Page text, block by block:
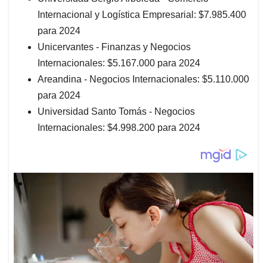
Internacional y Logística Empresarial: $7.985.400
para 2024
Unicervantes - Finanzas y Negocios
Internacionales: $5.167.000 para 2024
Areandina - Negocios Internacionales: $5.110.000
para 2024
Universidad Santo Tomás - Negocios
Internacionales: $4.998.200 para 2024